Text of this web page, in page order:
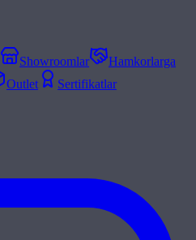
Showroomlar
Hamkorlarga
Outlet
Sertifikatlar